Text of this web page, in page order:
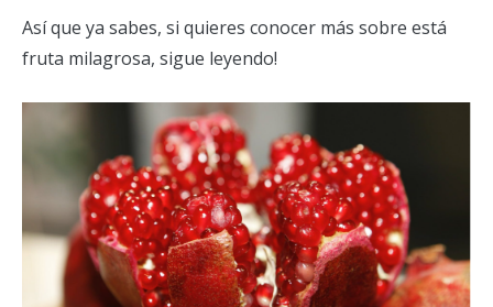
Así que ya sabes, si quieres conocer más sobre está
fruta milagrosa, sigue leyendo!